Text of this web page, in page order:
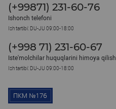
(+99871) 231-60-76
Ishonch telefoni
Ish tartibi: DU-JU 09:00-18:00
(+998 71) 231-60-67
Iste'molchilar huquqlarini himoya qilish
Ish tartibi: DU-JU 09:00-18:00